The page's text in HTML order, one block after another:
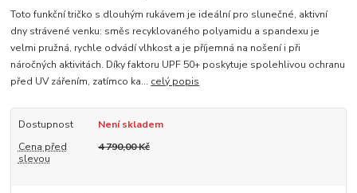
Toto funkční tričko s dlouhým rukávem je ideální pro slunečné, aktivní
dny strávené venku: směs recyklovaného polyamidu a spandexu je
velmi pružná, rychle odvádí vlhkost a je příjemná na nošení i při
náročných aktivitách. Díky faktoru UPF 50+ poskytuje spolehlivou ochranu
před UV zářením, zatímco ka... celý popis
Dostupnost
Není skladem
Cena před
slevou
4 790,00 Kč